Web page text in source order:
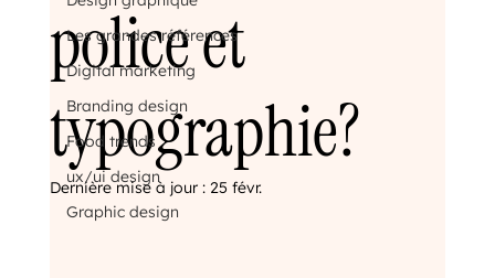
Les grandes références
Digital marketing
Branding design
Food trends
ux/ui design
Graphic design
police et
typographie?
Dernière mise à jour : 25 févr.